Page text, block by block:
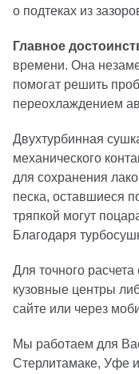
о подтеках из
Главное
времени. Она
помогат решить
переохлаждением
Двухтурбинная
механического
для сохранения
песка, оставшиеся
тряпкой могут
Благодаря
Для точного
кузовные центры
сайте или через
Мы работаем для
Стерлитамаке, Уфе